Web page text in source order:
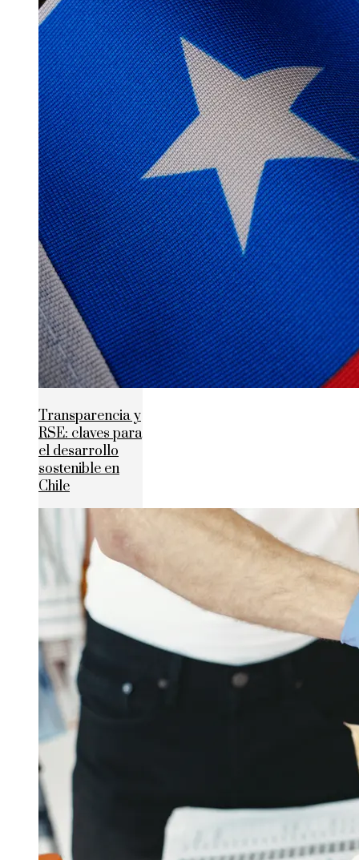
Transparencia y
RSE: claves para
el desarrollo
sostenible en
Chile